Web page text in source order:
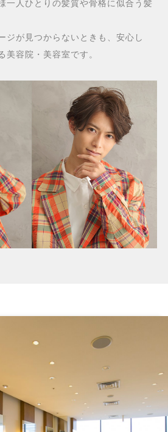
一人ひとりの髪質や骨格に似合う髪
ジが見つからないときも、安心し
美容院・美容室です。